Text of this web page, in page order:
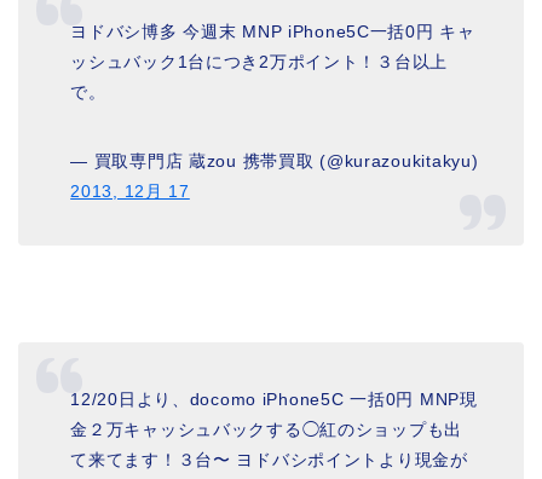
ヨドバシ博多 今週末 MNP iPhone5C一括0円 キャ
ッシュバック1台につき2万ポイント！３台以上
で。
— 買取専門店 蔵zou 携帯買取 (@kurazoukitakyu)
2013, 12月 17
12/20日より、docomo iPhone5C 一括0円 MNP現
金２万キャッシュバックする◯紅のショップも出
て来てます！３台〜 ヨドバシポイントより現金が